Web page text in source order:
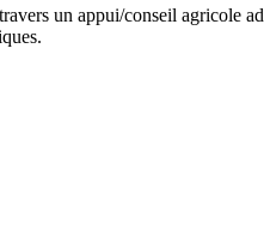
un appui/conseil agricole